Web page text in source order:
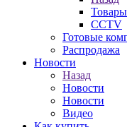
CCTV
Готовые
Распродажа
Новости
Назад
Новости
Новости
Видео